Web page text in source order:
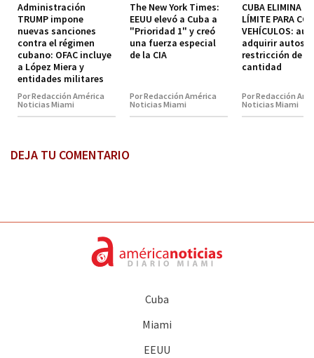
Administración
TRUMP impone
nuevas sanciones
contra el régimen
cubano: OFAC incluye
a López Miera y
entidades militares
Por Redacción América
Noticias Miami
The New York Times:
EEUU elevó a Cuba a
"Prioridad 1" y creó
una fuerza especial
de la CIA
Por Redacción América
Noticias Miami
CUBA ELIMINA EL
LÍMITE PARA
VEHÍCULOS:
adquirir autos
restricción de
cantidad
Por Redacción
Noticias Miami
DEJA TU COMENTARIO
Cuba
Miami
EEUU